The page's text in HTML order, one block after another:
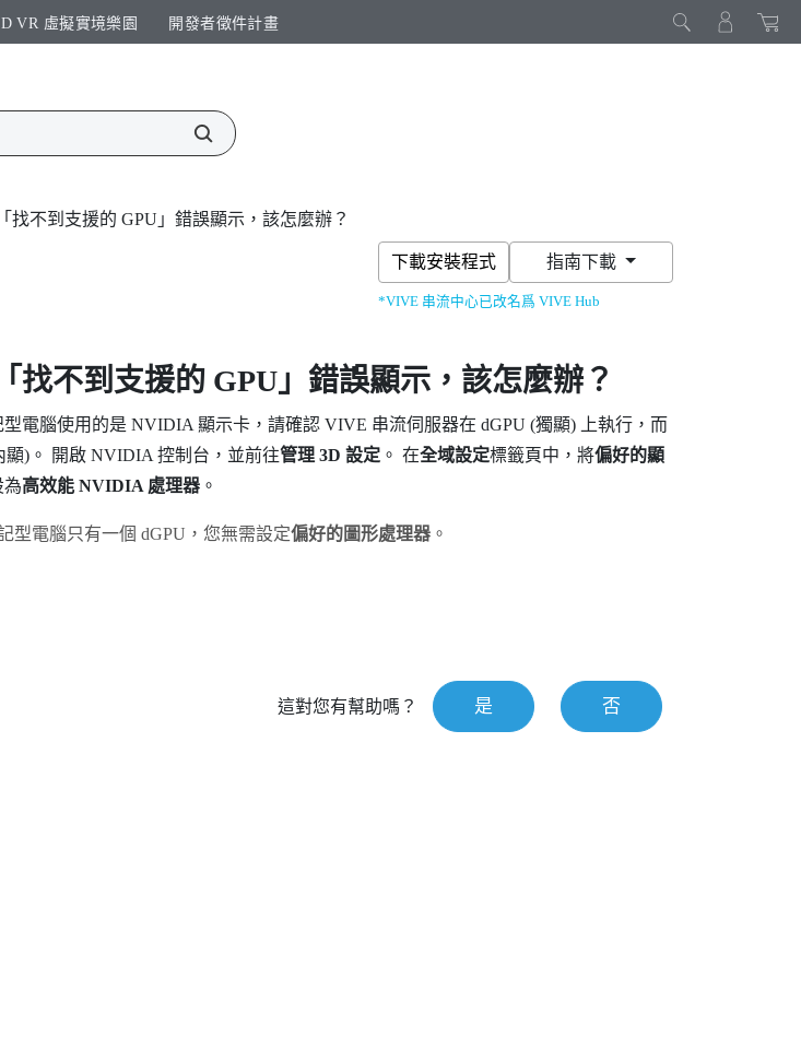
VR 虛擬實境樂園​ 開發者徵件計畫​
找不到支援的 GPU」錯誤顯示，該怎麼辦？
下載安裝程式
*VIVE 串流中心已改名爲 VIVE Hub
指南下載
找不到支援的 GPU」錯誤顯示，該怎麼辦？
電腦使用的是 NVIDIA 顯示卡，請確認 VIVE 串流伺服器在 dGPU (獨顯) 上執行，而
顯)。 開啟 NVIDIA 控制台，並前往管理 3D 設定。 在全域設定標籤頁中，將偏好的顯
為高效能 NVIDIA 處理器。
型電腦只有一個 dGPU，您無需設定偏好的圖形處理器。
這對您有幫助嗎？ 是 否